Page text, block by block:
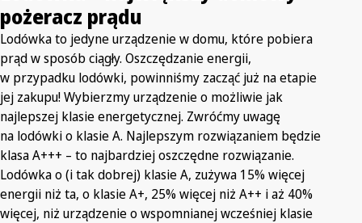
pożeracz prądu
Lodówka to jedyne urządzenie w domu, które pobiera
prąd w sposób ciągły. Oszczędzanie energii,
w przypadku lodówki, powinniśmy zacząć już na etapie
jej zakupu! Wybierzmy urządzenie o możliwie jak
najlepszej klasie energetycznej. Zwróćmy uwagę
na lodówki o klasie A. Najlepszym rozwiązaniem będzie
klasa A+++ – to najbardziej oszczędne rozwiązanie.
Lodówka o (i tak dobrej) klasie A, zużywa 15% więcej
energii niż ta, o klasie A+, 25% więcej niż A++ i aż 40%
więcej, niż urządzenie o wspomnianej wcześniej klasie